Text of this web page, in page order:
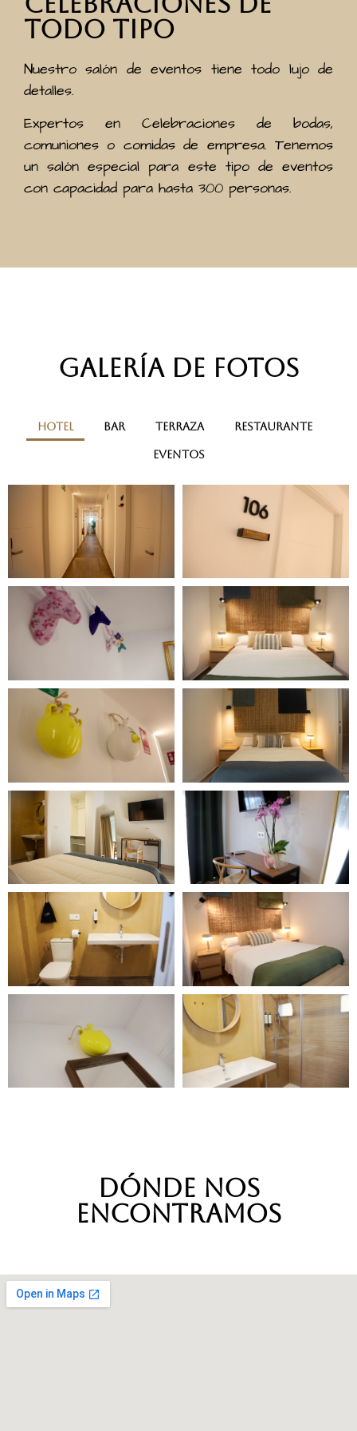
todo tipo
Nuestro salón de eventos tiene todo lujo de
detalles.
Expertos en Celebraciones de bodas,
comuniones o comidas de empresa. Tenemos
un salón especial para este tipo de eventos
con capacidad para hasta 300 personas.
Galería de Fotos
Hotel Bar Terraza Restaurante
Eventos
Dónde nos
encontramos